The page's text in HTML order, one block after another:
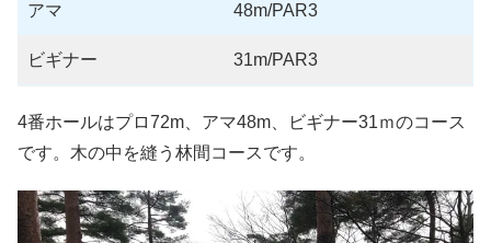
アマ 48m/PAR3
ビギナー 31m/PAR3
4番ホールはプロ72m、アマ48m、ビギナー31ｍのコース
です。木の中を縫う林間コースです。